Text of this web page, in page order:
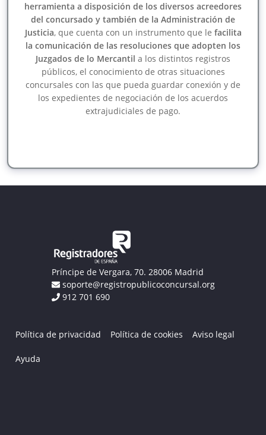
herramienta a disposición de los diversos acreedores
del concursado y también de la Administración de
Justicia, que cuenta con un instrumento que le facilita
la comunicación de las resoluciones que adopten los
Juzgados de lo Mercantil a los distintos registros
públicos, el conocimiento de otras situaciones
concursales con las que pueda guardar conexión y de
los expedientes de negociación de los acuerdos
extrajudiciales de pago.
Príncipe de Vergara, 70. 28006 Madrid
soporte@registropublicoconcursal.org
912 701 690
Política de privacidad Política de cookies Aviso legal
Ayuda